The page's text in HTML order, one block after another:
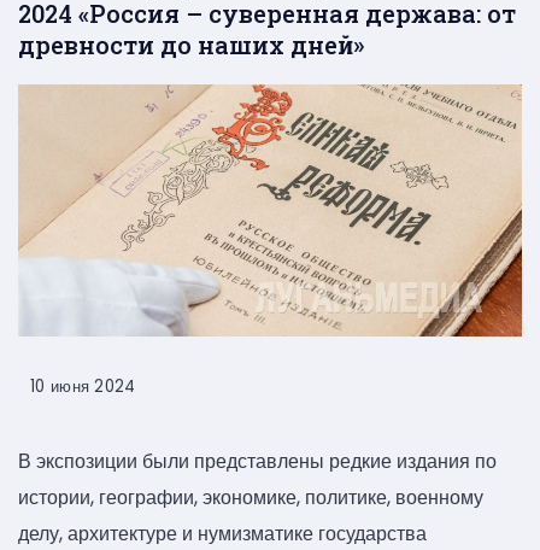
2024 «Россия – суверенная держава: от
древности до наших дней»
10 июня 2024
В экспозиции были представлены редкие издания по
истории, географии, экономике, политике, военному
делу, архитектуре и нумизматике государства